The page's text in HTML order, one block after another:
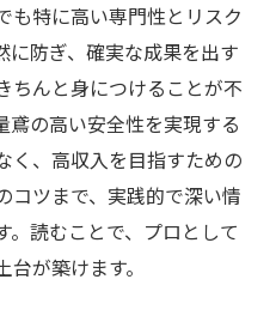
も特に高い専門性とリスク
に防ぎ、確実な成果を出す
ちんと身につけることが不
鳶の高い安全性を実現する
く、高収入を目指すための
コツまで、実践的で深い情
。読むことで、プロとして
が築けます。